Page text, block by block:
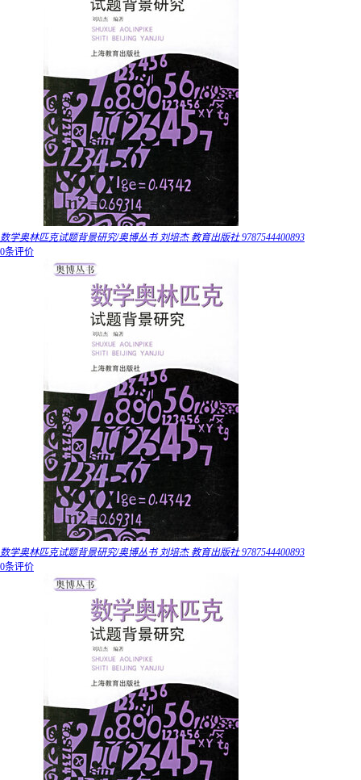
数学奥林匹克试题背景研究/奥博丛书 刘培杰 教育出版社 9787544400893
0条评价
数学奥林匹克试题背景研究/奥博丛书 刘培杰 教育出版社 9787544400893
0条评价